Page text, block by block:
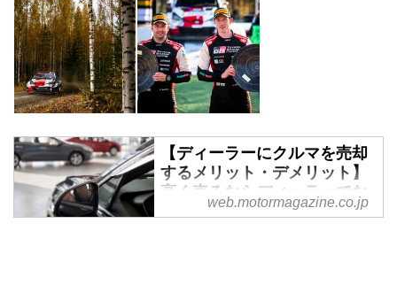
【ディーラーにクルマを売却
するメリット・デメリット】
高く売るならディーラーでな
く買取専門店で査定をとろ
web.motormagazine.co.jp